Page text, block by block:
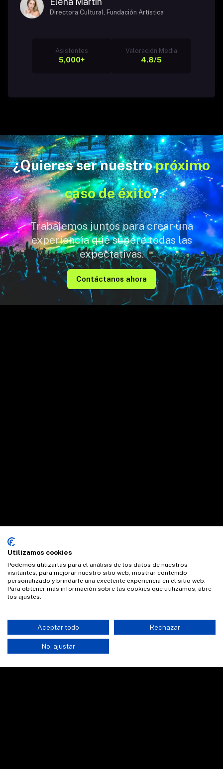
Directora Cultural, Fundación Artística
Asistentes
5,000+
Valoración Media
4.8/5
¿Quieres ser nuestropróximo
caso de éxito?
Trabajemos juntos para crear una
experiencia que supere todas las
expectativas.
Contáctanos ahora
Utilizamos cookies
Podemos utilizarlas para el análisis de los datos de nuestros
visitantes, para mejorar nuestro sitio web, mostrar contenido
personalizado y brindarle una excelente experiencia en el sitio web.
Para obtener más información sobre las cookies que utilizamos, abre
los ajustes.
Aceptar todo Rechazar
No, ajustar